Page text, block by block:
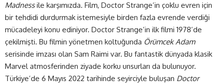
Madnessile karşımızda. Film, Doctor Strange’in çoklu evren için
bir tehdidi durdurmak istemesiyle birden fazla evrende verdiği
mücadeleyi konu ediniyor. Doctor Strange’in ilk filmi 1978’de
çekilmişti. Bu filmin yönetmen koltuğunda Örümcek Adam
serisinde imzası olan Sam Raimi var. Bu fantastik dünyada klasik
Marvel atmosferinden ziyade korku unsurları da bulunuyor.
Türkiye’de 6 Mayıs 2022 tarihinde seyirciyle buluşan Doctor